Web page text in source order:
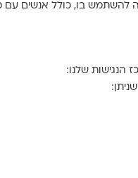
להשתמש בו, כולל אנשים עם
הנגישות שלנו: